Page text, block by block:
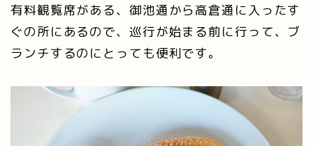
有料観覧席がある、御池通から高倉通に入ったす
ぐの所にあるので、巡行が始まる前に行って、ブ
ランチするのにとっても便利です。